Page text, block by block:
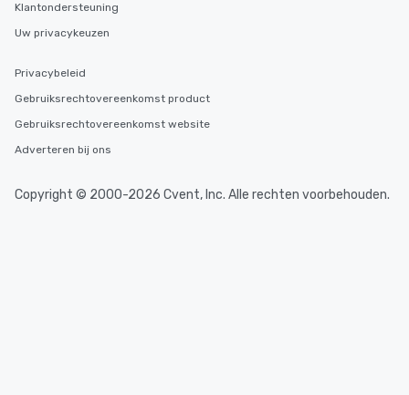
Klantondersteuning
Uw privacykeuzen
Privacybeleid
Gebruiksrechtovereenkomst product
Gebruiksrechtovereenkomst website
Adverteren bij ons
Copyright © 2000-2026 Cvent, Inc. Alle rechten voorbehouden.